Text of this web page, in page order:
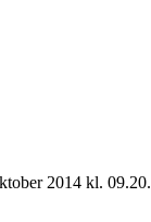
2014 kl. 09.20.